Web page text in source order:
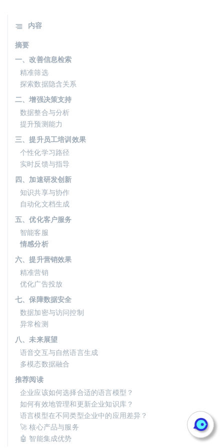
内容
摘要
一、改善信息检索
精准筛选
探索数据隐含关系
二、增强决策支持
数据整合与分析
提升预测能力
三、提升员工培训效果
个性化学习路径
实时反馈与指导
四、加速研发创新
知识共享与协作
自动化文档生成
五、优化客户服务
智能客服
情感分析
六、提升营销效果
精准营销
优化广告投放
七、保障数据安全
数据加密与访问控制
异常检测
八、未来展望
语音交互与自然语言生成
多模态数据融合
推荐阅读
企业应该如何选择合适的语言模型？
如何有效地管理和更新企业知识库？
语言模型在不同类型企业中的应用差异？
🚀 核心产品与服务
🤖 智能集成优势